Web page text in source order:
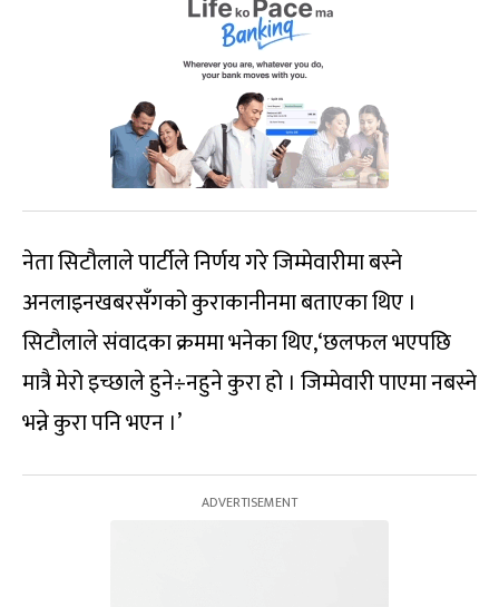
नेता सिटौलाले पार्टीले निर्णय गरे जिम्मेवारीमा बस्ने
अनलाइनखबरसँगको कुराकानीनमा बताएका थिए ।
सिटौलाले संवादका क्रममा भनेका थिए,‘छलफल भएपछि
मात्रै मेरो इच्छाले हुने÷नहुने कुरा हो । जिम्मेवारी पाएमा नबस्ने
भन्ने कुरा पनि भएन ।’